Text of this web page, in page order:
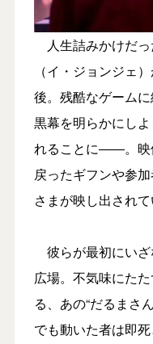
人生詰みかけだ
（イ・ジョンジェ
後。残酷なゲーム
黒幕を明らかにし
れることに――。映
戻ったギフンや参
さまが映し出されて
彼らが最初にい
広場。不気味にた
る、あの“だるまさ
でも動いた者は即